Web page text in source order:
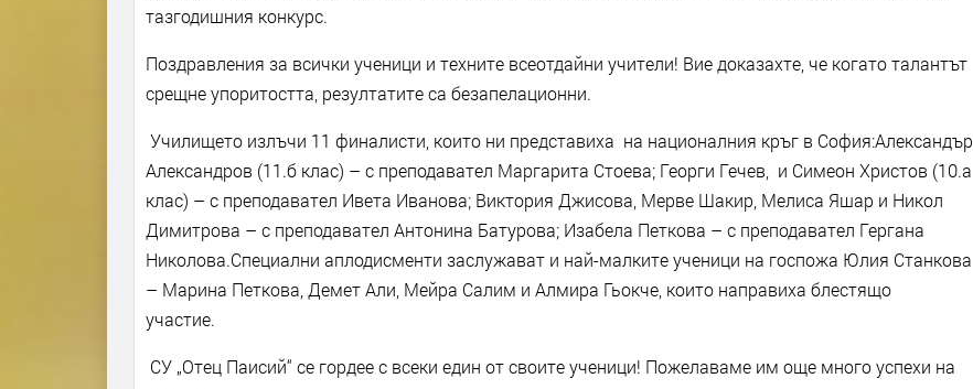
тазгодишния конкурс.
​Поздравления за всички ученици и техните всеотдайни учители! Вие доказахте, че когато талантът
срещне упоритостта, резултатите са безапелационни.
Училището излъчи 11 финалисти, които ни представиха на националния кръг в София:​Александър
Александров (11.б клас) – с преподавател Маргарита Стоева; ​Георги Гечев, и Симеон Христов (10.а
клас) – с преподавател Ивета Иванова; ​Виктория Джисова, Мерве Шакир, Мелиса Яшар и Никол
Димитрова – с преподавател Антонина Батурова; Изабела Петкова – с преподавател Гергана
Николова.​Специални аплодисменти заслужават и най-малките ученици на госпожа Юлия Станкова
– Марина Петкова, Демет Али, Мейра Салим и Алмира Гьокче, които направиха блестящо
участие.
СУ „Отец Паисий“ се гордее с всеки един от своите ученици! Пожелаваме им още много успехи на